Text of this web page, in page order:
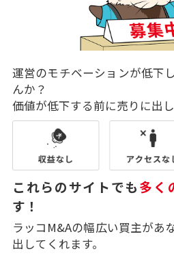
運営のモチベーションが低下
んか？
価値が低下する前に売りに出
これらのサイトでも多く
す！
ラッコM&Aの幅広い買主があ
出してくれます。